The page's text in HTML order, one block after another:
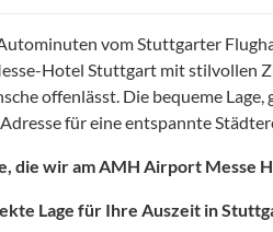
vom Stuttgarter
Hotel Stuttgart mit stilvollen
offenlässt. Die bequeme
für eine entspannte
die wir am AMH Airport Messe
Lage für Ihre Auszeit in